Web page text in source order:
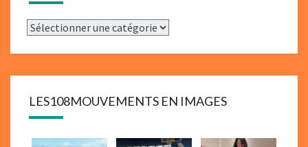
Catégories
LES108MOUVEMENTS EN IMAGES